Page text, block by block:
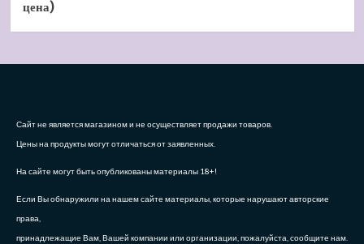
цена)
Сайт не является магазином и не осуществляет продажи товаров.
Цены на продукты могут отличаться от заявленных.
На сайте могут быть опубликованы материалы 18+!
Если Вы обнаружили на нашем сайте материалы, которые нарушают авторские
права,
принадлежащие Вам, Вашей компании или организации, пожалуйста, сообщите нам.